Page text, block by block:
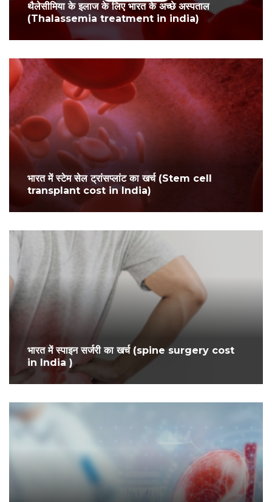
थैलेसीमिया के इलाज के लिए भारत के अच्छे अस्पताल
(Thalassemia treatment in india)
भारत में स्टेम सेल ट्रांसप्लांट का खर्च (Stem cell
transplant cost in India)
भारत में स्पाइन सर्जरी का खर्च (spine surgery cost
in India )